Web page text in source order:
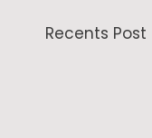
Recents Post